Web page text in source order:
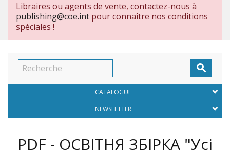
Libraires ou agents de vente, contactez-nous à
publishing@coe.int pour connaître nos conditions
spéciales !

CATALOGUE
NEWSLETTER
PDF - ОСВІТНЯ ЗБІРКА "Усі